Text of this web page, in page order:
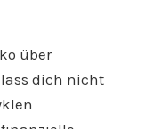
über
dich nicht